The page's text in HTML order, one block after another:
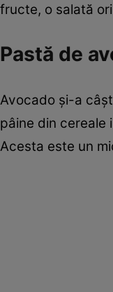
fructe, o salată
Pastă de
Avocado şi-a
pâine din cereale
Acesta este un